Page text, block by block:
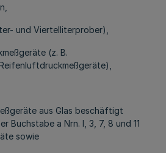
und Viertelliterprober),
(z. B.
aus Glas beschäftigt
Buchstabe a Nrn. l, 3, 7, 8 und 11
sowie